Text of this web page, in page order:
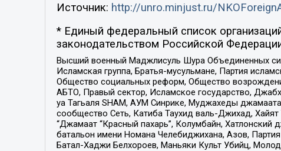
Источник: http://unro.minjust.ru/
* Единый федеральный список
законодательством Российской
Высший военный Маджлисуль Шура Объединенных
Исламская группа, Братья-мусульмане, Партия
Общество социальных реформ, Общество
АБТО, Правый сектор, Исламское государство,
уа Тагьаля SHAM, АУМ Синрике, Муджахеды
сообщество Сеть, Катиба Таухид валь-Джихад,
“Джамаат “Красный пахарь”, Колумбайн, Хатлонский
батальон имени Номана Челебиджихана, Азов,
Батал-Хаджи Белхороев, Маньяки Культ Убийц,